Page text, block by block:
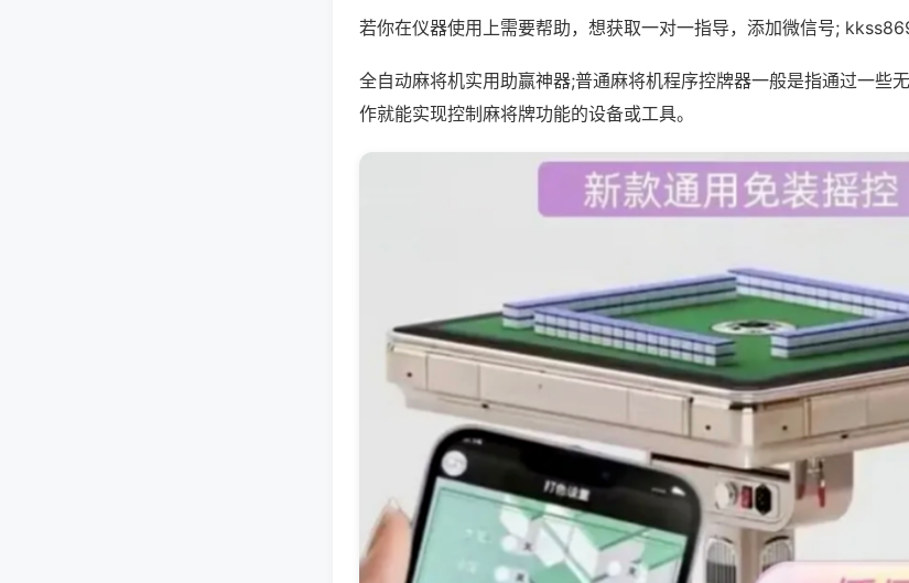
若你在仪器使用上需要帮助，想获取一对一指导，添加微信号;
全自动麻将机实用助赢神器;普通麻将机程序控牌器一般是指通过一些
作就能实现控制麻将牌功能的设备或工具。